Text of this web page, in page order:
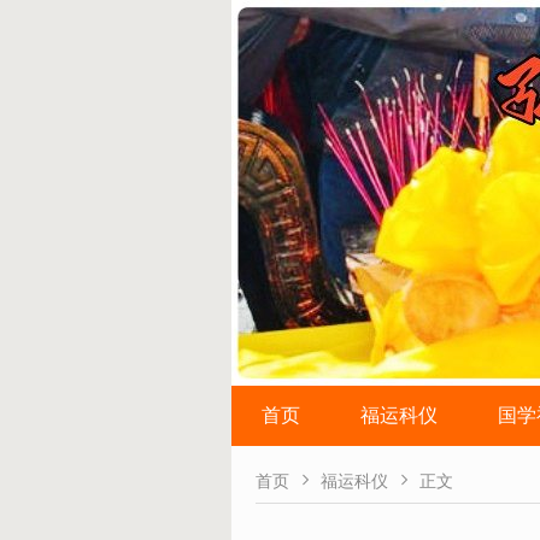
首页 福运科仪 国
首页  福运科仪  正文